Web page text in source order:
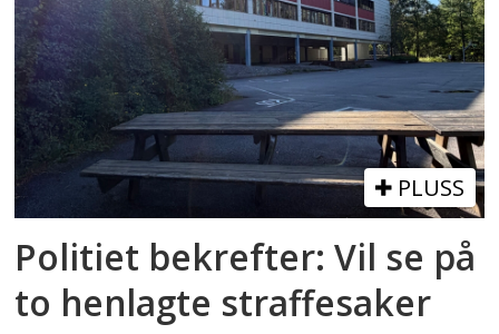
PLUSS
Politiet bekrefter: Vil se på
to henlagte straffesaker